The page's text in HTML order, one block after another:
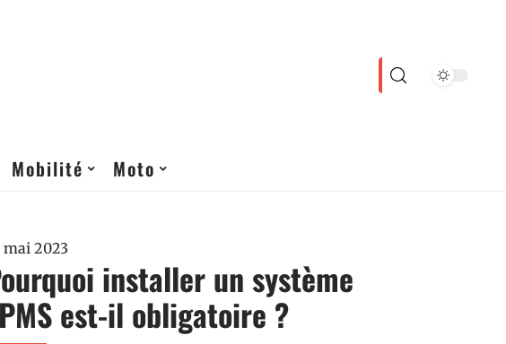
Mobilité Moto
mai 2023
installer un système
est-il obligatoire ?